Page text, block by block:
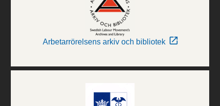
Arbetarrörelsens arkiv och bibliotek